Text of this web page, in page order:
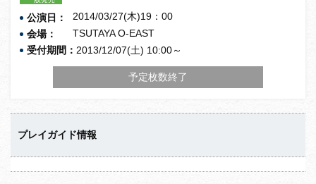
公演日：
2014/03/27(木)19：00
会場：
TSUTAYA O-EAST
受付期間： 2013/12/07(土) 10:00～
予定枚数終了
プレイガイド情報